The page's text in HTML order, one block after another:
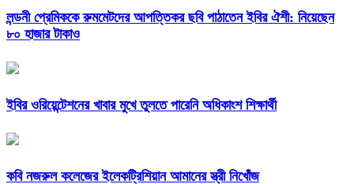
লন্ডনী প্রেমিককে রুমমেটদের আপত্তিকর ছবি পাঠাতেন ইবির ঐশী: নিয়েছেন
৮০ হাজার টাকাও
ইবির ওরিয়েন্টেশনের খাবার মুখে তুলতে পারেনি অধিকাংশ শিক্ষার্থী
কবি নজরুল কলেজের ইলেকট্রিশিয়ান আমানের স্ত্রী নিখোঁজ